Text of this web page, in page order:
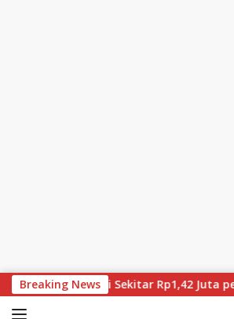
Breaking News
Brent Kini Sekitar Rp1,42 Juta per